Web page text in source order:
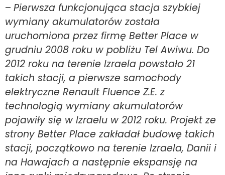
– Pierwsza funkcjonująca stacja szybkiej
wymiany akumulatorów została
uruchomiona przez firmę Better Place w
grudniu 2008 roku w pobliżu Tel Awiwu. Do
2012 roku na terenie Izraela powstało 21
takich stacji, a pierwsze samochody
elektryczne Renault Fluence Z.E. z
technologią wymiany akumulatorów
pojawiły się w Izraelu w 2012 roku. Projekt ze
strony Better Place zakładał budowę takich
stacji, początkowo na terenie Izraela, Danii i
na Hawajach a następnie ekspansję na